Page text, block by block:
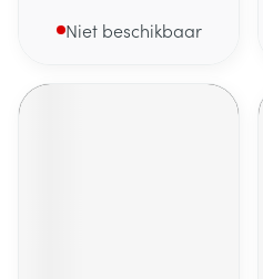
Niet beschikbaar